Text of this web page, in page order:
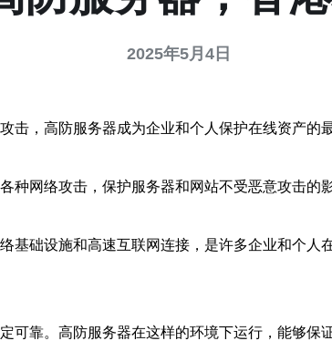
2025年5月4日
击，高防服务器成为企业和个人保护在线资产
种网络攻击，保护服务器和网站不受恶意攻击
基础设施和高速互联网连接，是许多企业和个
靠。高防服务器在这样的环境下运行，能够保